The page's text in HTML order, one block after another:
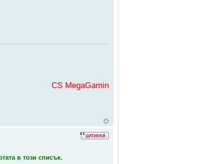
CS MegaGaming във
в този списък.